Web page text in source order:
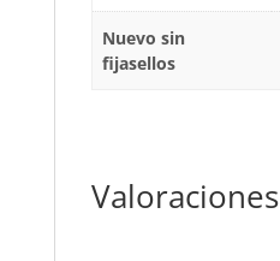
Nuevo sin
fijasellos
Valoraciones